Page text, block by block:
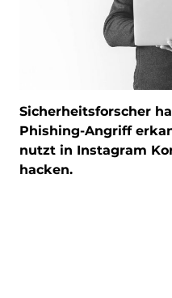
Sicherheitsforscher
Phishing-Angriff
nutzt in Instagram
hacken.